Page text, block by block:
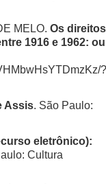
MELO. Os direitos
1916 e 1962: ou
?
Assis. São Paulo:
eletrônico):
Cultura